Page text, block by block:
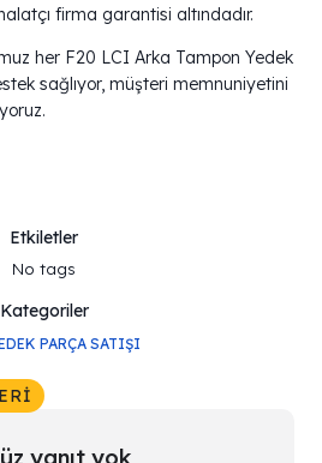
firma garantisi altındadır.
her F20 LCI Arka Tampon Yedek
sağlıyor, müşteri memnuniyetini
Etkiletler
No tags
Kategoriler
PARÇA SATIŞI